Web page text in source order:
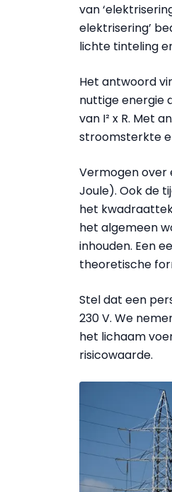
van
elektrisering’
lichte tinteling
Het antwoord
nuttige energie
van I² x R. Met
stroomsterkte
Vermogen over
Joule). Ook de
het
het algemeen
inhouden. Een
theoretische
Stel dat een
230 V. We
het lichaam
risicowaarde.